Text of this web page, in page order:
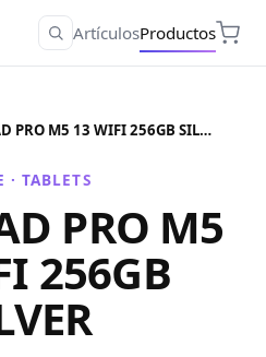
ArtículosProductos
Apple IPAD PRO M5 13 WIFI 256GB SILVER
·TABLETS
PRO M5
256GB